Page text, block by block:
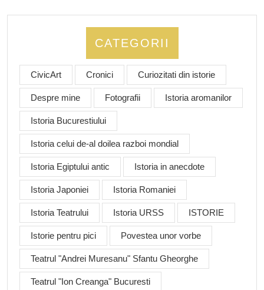
CATEGORII
CivicArt Cronici Curiozitati din istorie
Despre mine Fotografii Istoria aromanilor
Istoria Bucurestiului
Istoria celui de-al doilea razboi mondial
Istoria Egiptului antic Istoria in anecdote
Istoria Japoniei Istoria Romaniei
Istoria Teatrului Istoria URSS ISTORIE
Istorie pentru pici Povestea unor vorbe
Teatrul "Andrei Muresanu" Sfantu Gheorghe
Teatrul "Ion Creanga" Bucuresti